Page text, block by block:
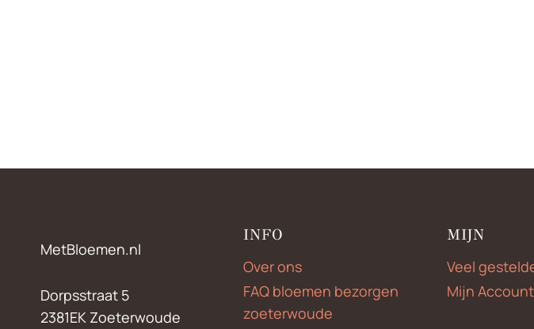
MetBloemen.nl
Dorpsstraat 5
2381EK Zoeterwoude
INFO
Over ons
FAQ bloemen bezorgen
zoeterwoude
MIJN
Veel
Mijn Account